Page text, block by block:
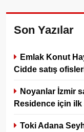
Son Yazılar
Emlak Konut
Cidde satış
Noyanlar İzmir
Residence için
Toki Adana